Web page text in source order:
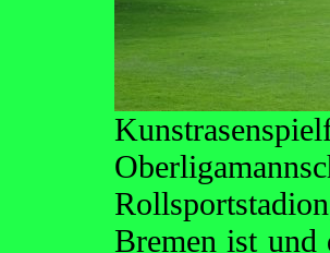
Bremen ist und